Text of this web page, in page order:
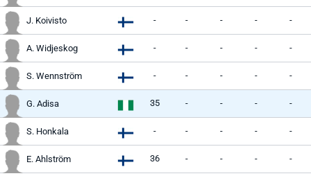
J. Koivisto - - - - -
A. Widjeskog - - - - -
S. Wennström - - - - -
G. Adisa 35 - - - -
S. Honkala - - - - -
E. Ahlström 36 - - - -